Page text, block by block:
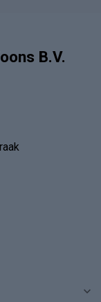
B.V.